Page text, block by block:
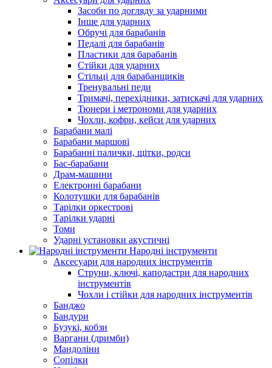
Засоби по догляду за ударними
Інше для ударних
Обручі для барабанів
Педалі для барабанів
Пластики для барабанів
Стійки для ударних
Стільці для барабанщиків
Тренувальні педи
Тримачі, перехідники, затискачі для ударних
Тюнери і метрономи для ударних
Чохли, кофри, кейси для ударних
Барабани малі
Барабани маршові
Барабанні палички, щітки, родси
Бас-барабани
Драм-машини
Електронні барабани
Колотушки для барабанів
Тарілки оркестрові
Тарілки ударні
Томи
Ударні установки акустичні
Народні інструменти
Аксесуари для народних інструментів
Струни, ключі, каподастри для народних
інструментів
Чохли і стійки для народних інструментів
Банджо
Бандури
Бузукі, кобзи
Варгани (дримби)
Мандоліни
Сопілки